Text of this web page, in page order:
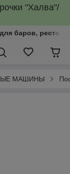
"Халва"/
баров,
МАШИНЫ